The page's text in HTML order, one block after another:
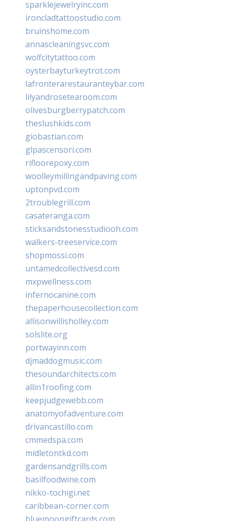
sparklejewelryinc.com
ironcladtattoostudio.com
bruinshome.com
annascleaningsvc.com
wolfcitytattoo.com
oysterbayturkeytrot.com
lafronterarestauranteybar.com
lilyandrosetearoom.com
olivesburgberrypatch.com
theslushkids.com
giobastian.com
glpascensori.com
rifloorepoxy.com
woolleymillingandpaving.com
uptonpvd.com
2troublegrill.com
casateranga.com
sticksandstonesstudiooh.com
walkers-treeservice.com
shopmossi.com
untamedcollectivesd.com
mxpwellness.com
infernocanine.com
thepaperhousecollection.com
allisonwillisholley.com
solslite.org
portwayinn.com
djmaddogmusic.com
thesoundarchitects.com
allin1roofing.com
keepjudgewebb.com
anatomyofadventure.com
drivancastillo.com
cmmedspa.com
midletontkd.com
gardensandgrills.com
basilfoodwine.com
nikko-tochigi.net
caribbean-corner.com